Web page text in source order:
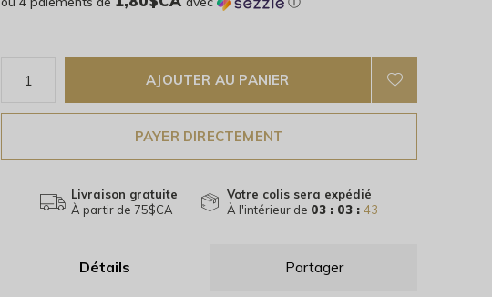
AJOUTER AU PANIER
PAYER DIRECTEMENT
Livraison gratuite
À partir de 75$CA
Votre colis sera expédié
À l'intérieur de 03 : 03 : 42
Détails Partager